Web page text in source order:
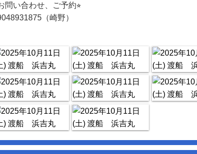
問い合わせ、ご予約⭐︎
（崎野）